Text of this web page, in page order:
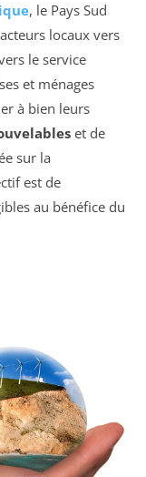
, le Pays Sud
locaux vers
le service
et ménages
à bien leurs
et de
sur la
est de
au bénéfice du